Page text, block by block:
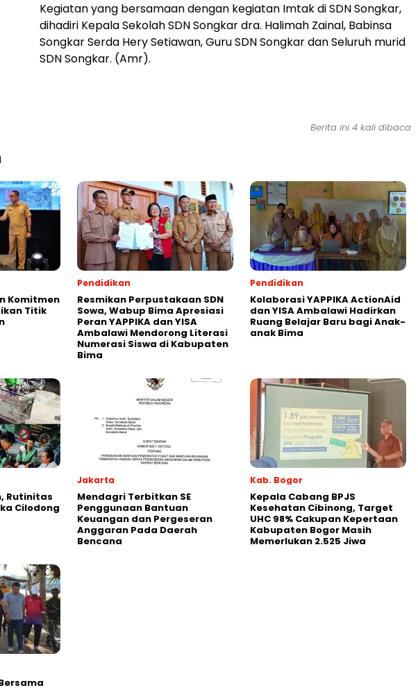
Kegiatan yang bersamaan dengan kegiatan Imtak di SDN Songkar,
dihadiri Kepala Sekolah SDN Songkar dra. Halimah Zainal, Babinsa
Songkar Serda Hery Setiawan, Guru SDN Songkar dan Seluruh murid
SDN Songkar. (Amr).
Berita ini 4 kali dibaca
Komitmen
Titik
Pendidikan
Resmikan Perpustakaan SDN
Sowa, Wabup Bima Apresiasi
Peran YAPPIKA dan YISA
Ambalawi Mendorong Literasi
Numerasi Siswa di Kabupaten
Bima
Pendidikan
Kolaborasi YAPPIKA ActionAid
dan YISA Ambalawi Hadirkan
Ruang Belajar Baru bagi Anak-
anak Bima
Rutinitas
Cilodong
Jakarta
Mendagri Terbitkan SE
Penggunaan Bantuan
Keuangan dan Pergeseran
Anggaran Pada Daerah
Bencana
Kab. Bogor
Kepala Cabang BPJS
Kesehatan Cibinong, Target
UHC 98% Cakupan Kepertaan
Kabupaten Bogor Masih
Memerlukan 2.525 Jiwa